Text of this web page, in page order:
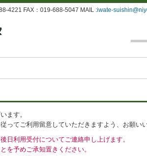
4221 FAX：019-688-5047 MAIL :iwate-
ます。
ってご利用留意していただきますよう、お願い
日利用受付についてご連絡申し上げます。
を予めご承知置きください。